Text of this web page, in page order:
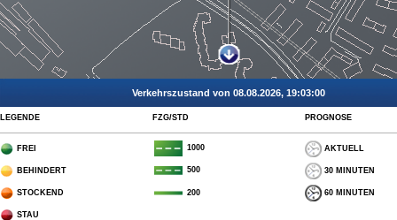
Verkehrszustand von 08.08.2026, 19:03:00
LEGENDE FZG/STD PROGNOSE
FREI 1000 AKTUELL
BEHINDERT 500 30 MINUTEN
STOCKEND 200 60 MINUTEN
STAU